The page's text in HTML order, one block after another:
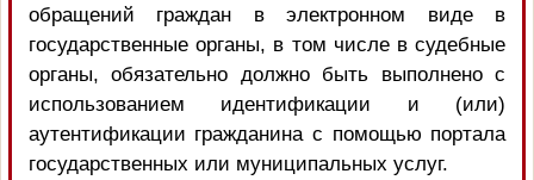
обращений граждан в электронном виде в
государственные органы, в том числе в судебные
органы, обязательно должно быть выполнено с
использованием идентификации и (или)
аутентификации гражданина с помощью портала
государственных или муниципальных услуг.